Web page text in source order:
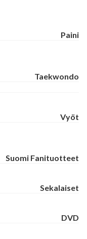
Paini
Taekwondo
Vyöt
Suomi Fanituotteet
Sekalaiset
DVD